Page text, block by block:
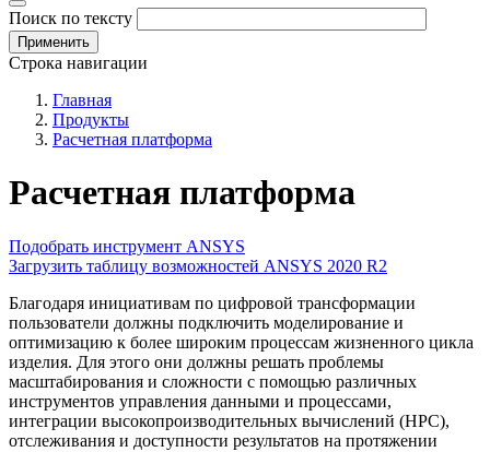
Поиск по тексту
Строка навигации
Главная
Продукты
Расчетная платформа
Расчетная платформа
Подобрать инструмент ANSYS
Загрузить таблицу возможностей ANSYS 2020 R2
Благодаря инициативам по цифровой трансформации
пользователи должны подключить моделирование и
оптимизацию к более широким процессам жизненного цикла
изделия. Для этого они должны решать проблемы
масштабирования и сложности с помощью различных
инструментов управления данными и процессами,
интеграции высокопроизводительных вычислений (HPC),
отслеживания и доступности результатов на протяжении